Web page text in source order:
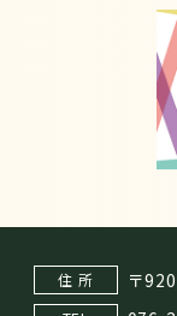
住 所 〒